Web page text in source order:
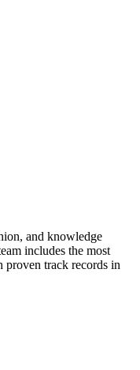
and knowledge
includes the most
proven track records in